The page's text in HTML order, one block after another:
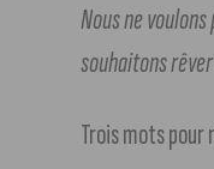
Nous ne
souhaitons
Trois mots